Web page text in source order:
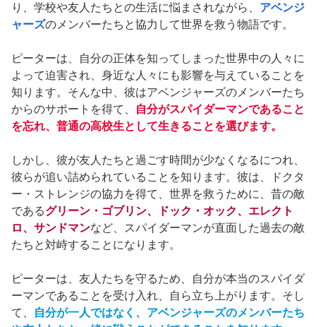
り、学校や友人たちとの生活に悩まされながら、 アベンジ
ャーズのメンバーたちと協力して世界を救う物語です。
ピーターは、自分の正体を知ってしまった世界中の人々に
よって迫害され、身近な人々にも影響を与えていることを
知ります。そんな中、彼はアベンジャーズのメンバーたち
からのサポートを得て、
自分がスパイダーマンであること
を忘れ、普通の高校生として生きることを選びます。
しかし、彼が友人たちと過ごす時間が少なくなるにつれ、
彼らが追い詰められていることを知ります。彼は、ドクタ
ー・ストレンジの協力を得て、世界を救うために、昔の敵
であるグリーン・ゴブリン、ドック・オック、エレクト
ロ、サンドマンなど、スパイダーマンが直面した過去の敵
たちと対峙することになります。
ピーターは、友人たちを守るため、自分が本当のスパイダ
ーマンであることを受け入れ、自ら立ち上がります。そし
て、
自分が一人ではなく、アベンジャーズのメンバーたち